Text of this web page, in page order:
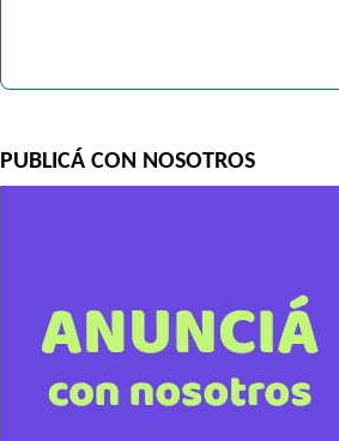
PUBLICÁ CON NOSOTROS